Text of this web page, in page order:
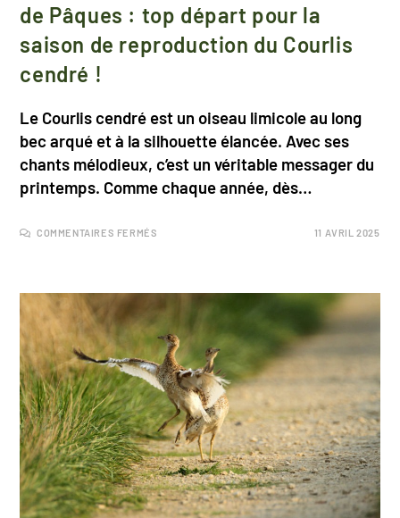
de Pâques : top départ pour la
saison de reproduction du Courlis
cendré !
Le Courlis cendré est un oiseau limicole au long
bec arqué et à la silhouette élancée. Avec ses
chants mélodieux, c’est un véritable messager du
printemps. Comme chaque année, dès…
COMMENTAIRES FERMÉS 11 AVRIL 2025